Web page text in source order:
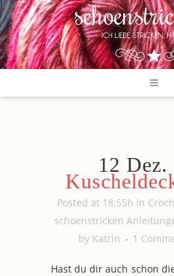
12 Dez.
Posted at 18:55h in
schoenstricken
by Katrin 1
Hast du dir auch schon